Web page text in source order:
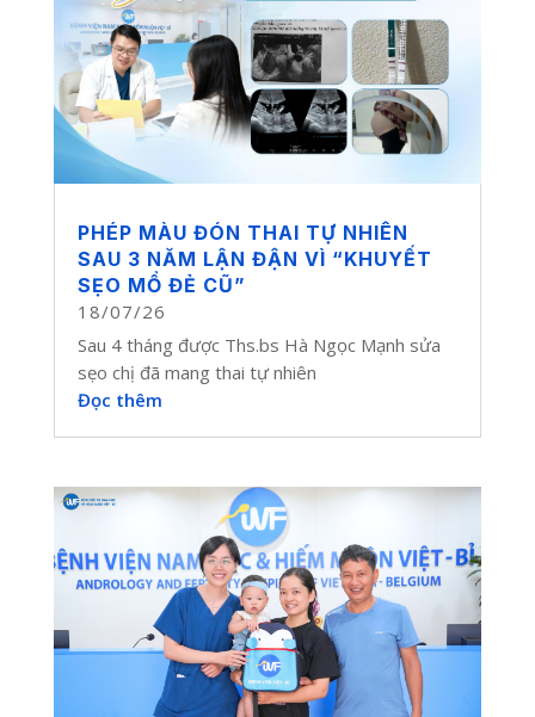
PHÉP MÀU ĐÓN THAI TỰ NHIÊN
SAU 3 NĂM LẬN ĐẬN VÌ “KHUYẾT
SẸO MỔ ĐẺ CŨ”
18/07/26
Sau 4 tháng được Ths.bs Hà Ngọc Mạnh sửa
sẹo chị đã mang thai tự nhiên
Đọc thêm